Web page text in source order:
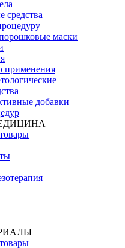
средства
маски
применения
добавки